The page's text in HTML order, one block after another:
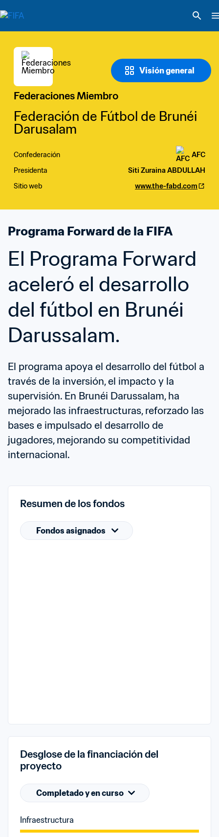
Visión general
Federaciones Miembro
Federación de Fútbol de Brunéi
Darusalam
Confederación
AFC
Presidenta
Siti Zuraina ABDULLAH
Sitio web
www.the-fabd.com
Programa Forward de la FIFA
El Programa Forward
aceleró el desarrollo
del fútbol en Brunéi
Darussalam.
El programa apoya el desarrollo del fútbol a
través de la inversión, el impacto y la
supervisión. En Brunéi Darussalam, ha
mejorado las infraestructuras, reforzado las
bases e impulsado el desarrollo de
jugadores, mejorando su competitividad
internacional.
Resumen de los fondos
Fondos asignados
Desglose de la financiación del
proyecto
Completado y en curso
Infraestructura